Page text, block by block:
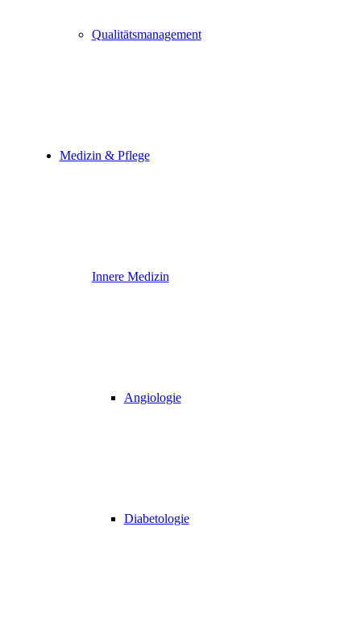
Qualitätsmanagement
Medizin & Pflege
Innere Medizin
Angiologie
Diabetologie